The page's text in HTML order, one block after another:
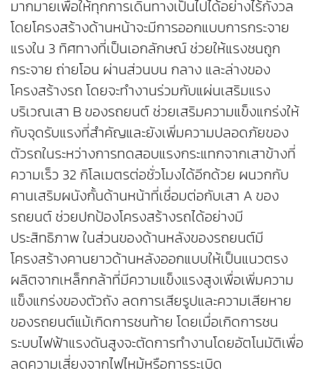
มากมายเพื่อให้ทุกการเดินทางเป็นไปได้อย่างไร้กังวล
โดยโครงสร้างด้านหน้าจะมีการออกแบบการกระจาย
แรงใน 3 ทิศทางที่เป็นเอกลักษณ์ ช่วยให้แรงชนถูก
กระจาย ถ่ายโอน ผ่านส่วนบน กลาง และล่างของ
โครงสร้างรถ โดยจะทำงานร่วมกับแผ่นเสริมแรง
บริเวณเสา B ของรถยนต์ ช่วยเสริมความแข็งแกร่งให้
กับจุดรับแรงที่สำคัญและยังเพิ่มความปลอดภัยของ
ตัวรถในระหว่างการทดสอบแรงกระแทกจากเสาข้างที่
ความเร็ว 32 กิโลเมตรต่อชั่วโมงได้อีกด้วย ผนวกกับ
คานเสริมผนังกั้นด้านหน้าที่เชื่อมต่อกับเสา A ของ
รถยนต์ ช่วยปกป้องโครงสร้างรถได้อย่างมี
ประสิทธิภาพ ในส่วนของด้านหลังของรถยนต์มี
โครงสร้างคานยาวด้านหลังออกแบบให้เป็นแนวตรง
ผลิตจากเหล็กกล้าที่มีความแข็งแรงสูงเพื่อเพิ่มความ
แข็งแกร่งของตัวถัง ลดการเสียรูปและความเสียหาย
ของรถยนต์แม้เกิดการชนท้าย โดยเมื่อเกิดการชน
ระบบไฟฟ้าแรงดันสูงจะตัดการทำงานโดยอัตโนมัติเพื่อ
ลดความเสี่ยงจากไฟไหม้หรือการระเบิด